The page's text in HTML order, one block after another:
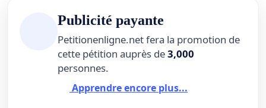
Publicité payante
Petitionenligne.net fera la promotion de
cette pétition auprès de3,000
personnes.
Apprendre encore plus...